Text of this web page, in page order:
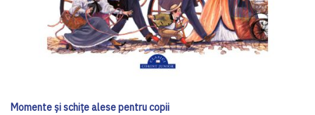
Momente și schițe alese pentru copii